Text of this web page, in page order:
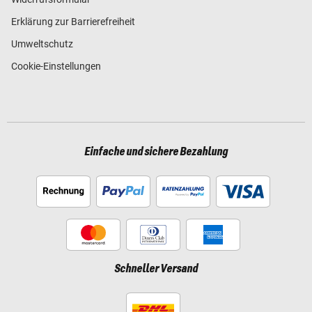
Erklärung zur Barrierefreiheit
Umweltschutz
Cookie-Einstellungen
Einfache und sichere Bezahlung
Schneller Versand